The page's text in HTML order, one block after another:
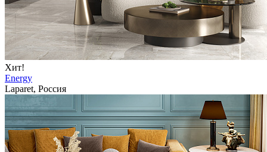
Хит!
Energy
Laparet, Россия